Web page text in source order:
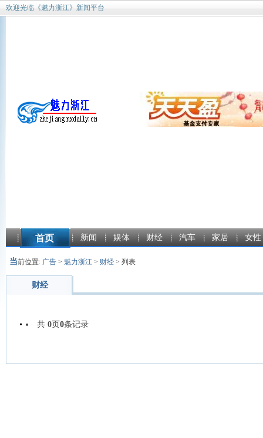
欢迎光临《魅力浙江》新闻平台
首页 新闻 娱体 财经 汽车 家居 女性
当前位置: 广告 > 魅力浙江 > 财经 > 列表
财经
共 0页0条记录